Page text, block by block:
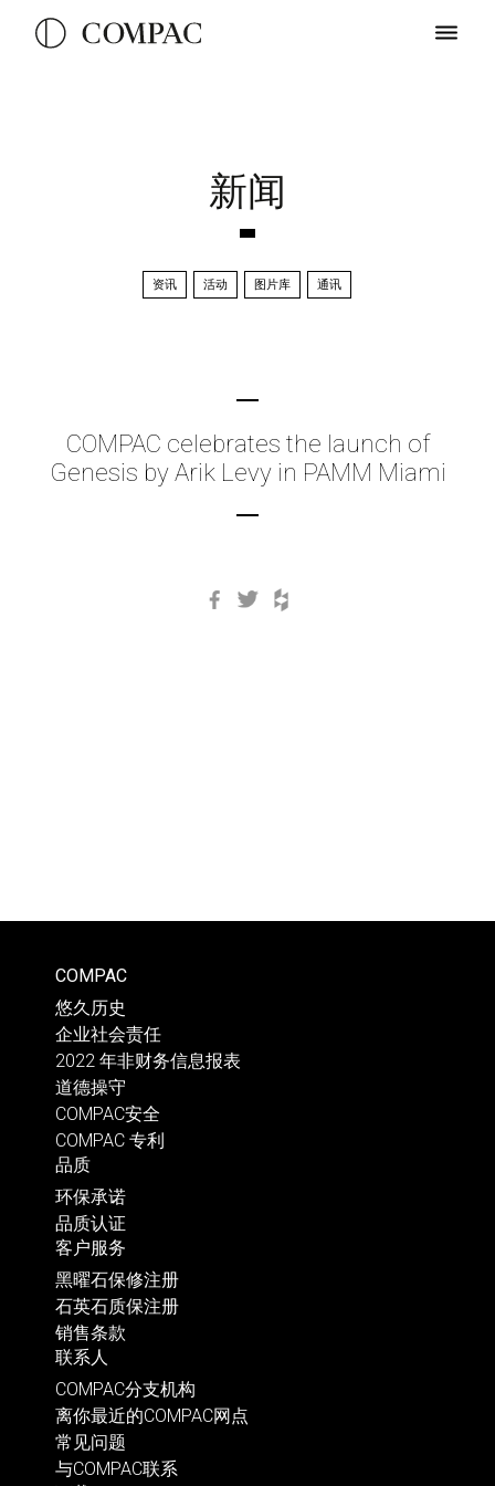
新闻
资讯 活动 图片库 通讯
COMPAC celebrates the launch of
Genesis by Arik Levy in PAMM Miami
Facebook
Twitter
COMPAC
悠久历史
企业社会责任
2022 年非财务信息报表
道德操守
COMPAC安全
COMPAC 专利
品质
环保承诺
品质认证
客户服务
黑曜石保修注册
石英石质保注册
销售条款
联系人
COMPAC分支机构
离你最近的COMPAC网点
常见问题
与COMPAC联系